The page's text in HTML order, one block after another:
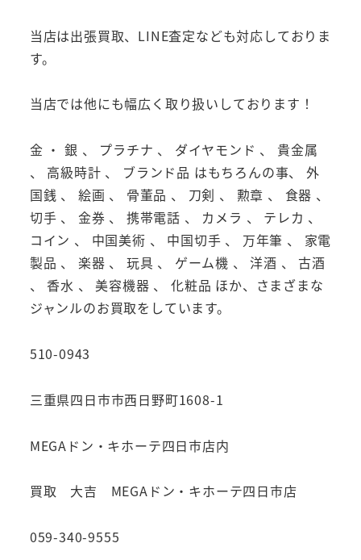
当店は出張買取、LINE査定なども対応しておりま
す。
当店では他にも幅広く取り扱いしております！
金 ・ 銀 、 プラチナ 、 ダイヤモンド 、 貴金属
、 高級時計 、 ブランド品 はもちろんの事、 外
国銭 、 絵画 、 骨董品 、 刀剣 、 勲章 、 食器 、
切手 、 金券 、 携帯電話 、 カメラ 、 テレカ 、
コイン 、 中国美術 、 中国切手 、 万年筆 、 家電
製品 、 楽器 、 玩具 、 ゲーム機 、 洋酒 、 古酒
、 香水 、 美容機器 、 化粧品 ほか、さまざまな
ジャンルのお買取をしています。
510-0943
三重県四日市市西日野町1608-1
MEGAドン・キホーテ四日市店内
買取 大吉 MEGAドン・キホーテ四日市店
059-340-9555